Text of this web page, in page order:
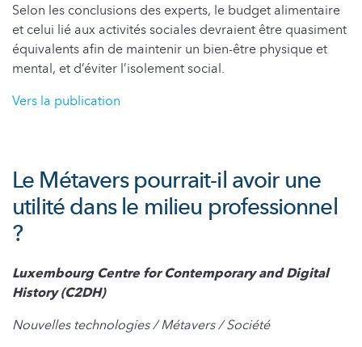
Selon les conclusions des experts, le budget alimentaire
et celui lié aux activités sociales devraient être quasiment
équivalents afin de maintenir un bien-être physique et
mental, et d’éviter l’isolement social.
Vers la publication
Le Métavers pourrait-il avoir une
utilité dans le milieu professionnel
?
Luxembourg Centre for Contemporary and Digital
History (C2DH)
Nouvelles technologies / Métavers / Société